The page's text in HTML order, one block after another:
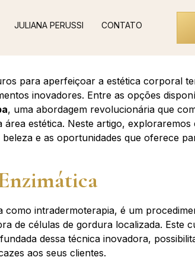
JULIANA PERUSSI CONTATO
para aperfeiçoar a estética corporal
inovadores. Entre as opções
, uma abordagem revolucionária que
estética. Neste artigo, exploraremos
e as oportunidades que oferece
como intradermoterapia, é um
de células de gordura localizada. Este
dessa técnica inovadora,
aos seus clientes.